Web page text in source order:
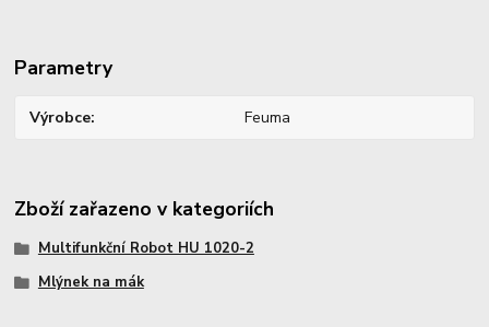
Parametry
Výrobce Feuma
Zboží zařazeno v kategoriích
Multifunkční Robot HU 1020-2
Mlýnek na mák